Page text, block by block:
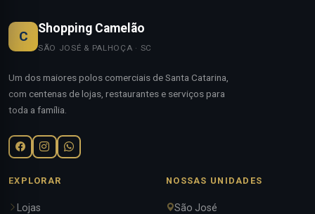
C
Shopping Camelão
SÃO JOSÉ & PALHOÇA · SC
Um dos maiores polos comerciais de Santa Catarina,
com centenas de lojas, restaurantes e serviços para
toda a família.
EXPLORAR
Lojas
NOSSAS UNIDADES
São José